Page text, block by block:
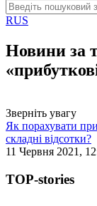
RUS
Новини за
Зверніть увагу
Як порахувати
складні відсотки?
11 Червня 2021,
TOP-stories